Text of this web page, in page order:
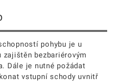
pohybu je u
zajištěn bezbariérovým
Dále je nutné požádat
vstupní schody uvnitř